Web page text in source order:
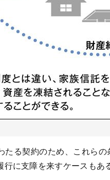
る契約のため、これら
に支障を来すケースもあ